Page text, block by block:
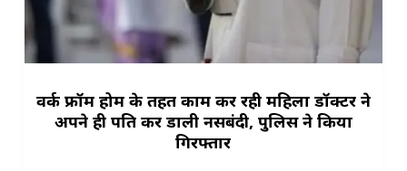
वर्क फ्रॉम होम के तहत काम कर रही महिला डॉक्टर ने
अपने ही पति कर डाली नसबंदी, पुलिस ने किया
गिरफ्तार